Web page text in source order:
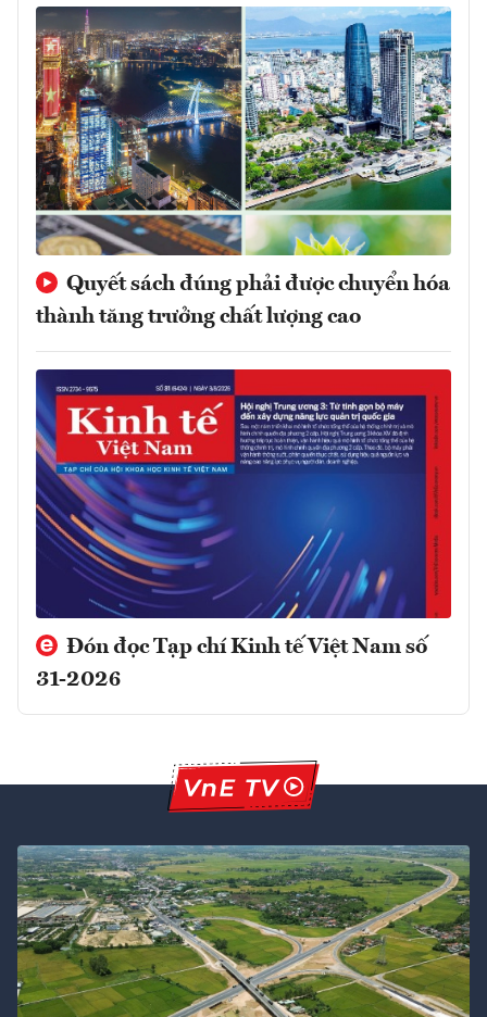
Quyết sách đúng phải được chuyển hóa
thành tăng trưởng chất lượng cao
Đón đọc Tạp chí Kinh tế Việt Nam số
31-2026